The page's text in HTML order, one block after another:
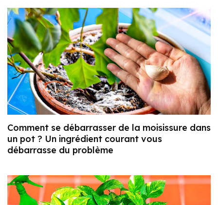
Comment se débarrasser de la moisissure dans
un pot ? Un ingrédient courant vous
débarrasse du problème